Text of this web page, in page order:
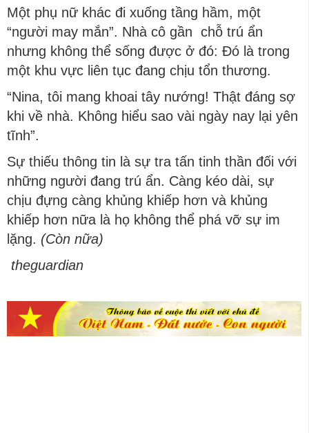
Một phụ nữ khác đi xuống tầng hầm, một
“người may mắn”. Nhà cô gần chỗ trú ẩn
nhưng không thể sống được ở đó: Đó là trong
một khu vực liên tục đang chịu tổn thương.
“Nina, tôi mang khoai tây nướng! Thật đáng sợ
khi về nhà. Không hiểu sao vài ngày nay lại yên
tĩnh”.
Sự thiếu thông tin là sự tra tấn tinh thần đối với
những người đang trú ẩn. Càng kéo dài, sự
chịu đựng càng khủng khiếp hơn và khủng
khiếp hơn nữa là họ không thể phá vỡ sự im
lặng. (Còn nữa)
theguardian